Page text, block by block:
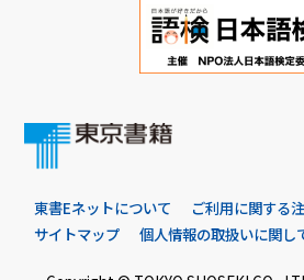
東書Eネットについて ご利用に関する
サイトマップ
個人情報の取扱いに関し